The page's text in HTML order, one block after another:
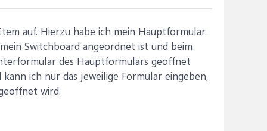
auf. Hierzu habe ich mein Hauptformular.
Switchboard angeordnet ist und beim
des Hauptformulars geöffnet
ich nur das jeweilige Formular eingeben,
wird.